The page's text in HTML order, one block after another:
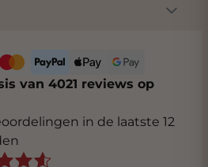
van 4021 reviews op
in de laatste 12